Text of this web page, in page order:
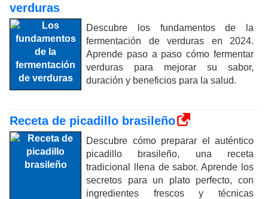
verduras
Descubre los fundamentos de la
fermentación de verduras en 2024.
Aprende paso a paso cómo fermentar
verduras para mejorar su sabor,
duración y beneficios para la salud.
Receta de picadillo brasileño
Descubre cómo preparar el auténtico
picadillo brasileño, una receta
tradicional llena de sabor. Aprende los
secretos para un plato perfecto, con
ingredientes frescos y técnicas